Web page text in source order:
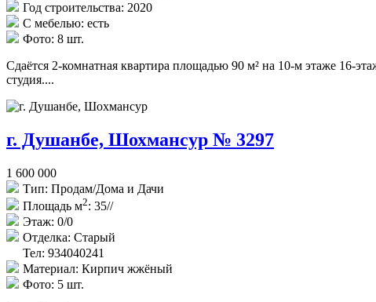
Год строительства: 2020
С мебелью: есть
Фото: 8 шт.
Сдаётся 2-комнатная квартира площадью 90 м² на 10-м этаже 16-
студия....
г. Душанбе, Шохмансур № 3297
1 600 000
Тип: Продам/Дома и Дачи
Площадь м2: 35//
Этаж: 0/0
Отделка: Старый
Тел: 934040241
Материал: Кирпич жжёный
Фото: 5 шт.